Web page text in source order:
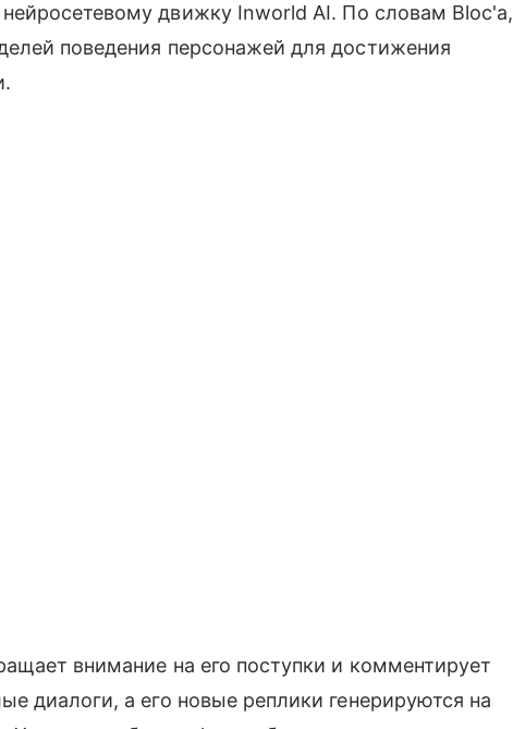
движку Inworld AI. По словам Bloc'а,
поведения персонажей для достижения
внимание на его поступки и комментирует
диалоги, а его новые реплики генерируются на